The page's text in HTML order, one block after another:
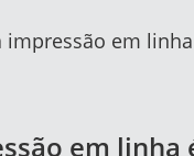
em linha